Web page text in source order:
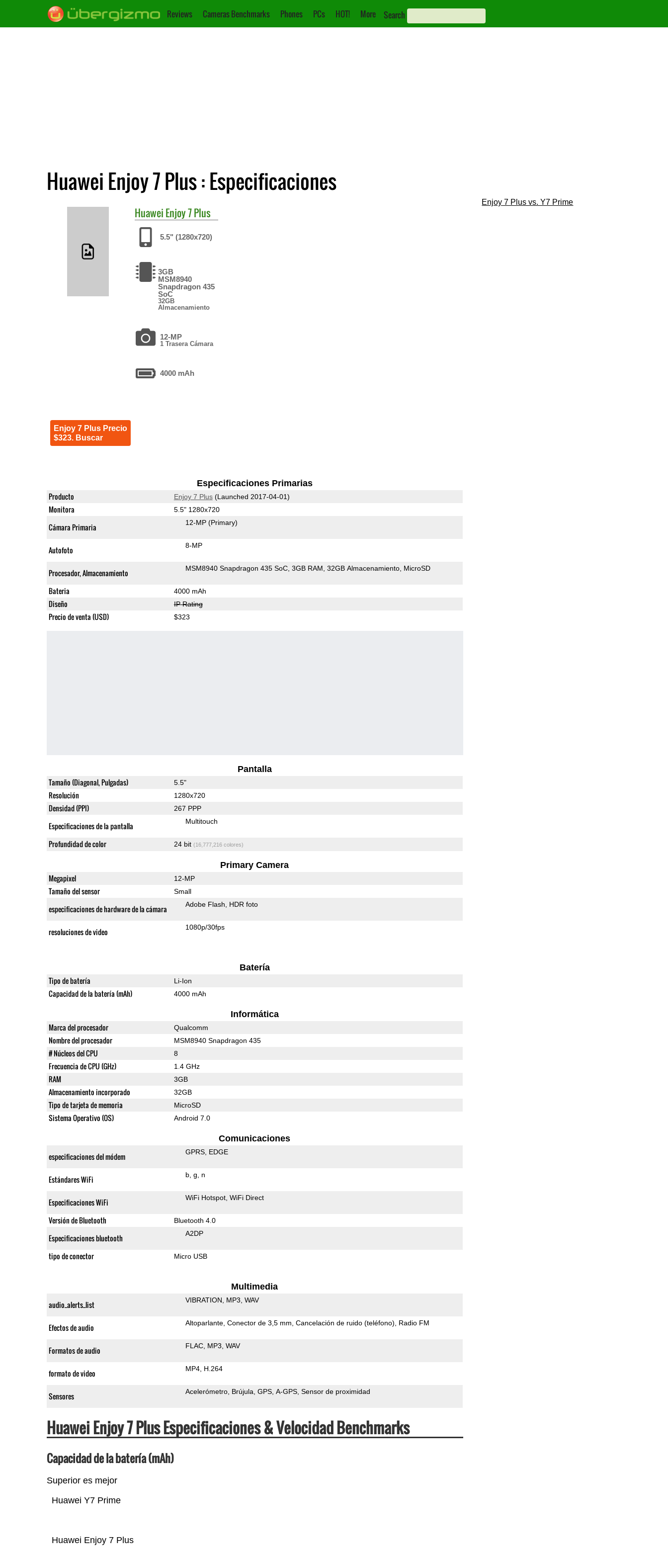
Reviews Cameras Benchmarks Phones PCs HOT! More Search
Huawei Enjoy 7 Plus : Especificaciones
Huawei Enjoy 7 Plus
5.5" (1280x720)
3GB
MSM8940
Snapdragon 435
SoC
32GB
Almacenamiento
12-MP
1 Trasera Cámara
4000 mAh
Enjoy 7 Plus Precio
$323. Buscar
Especificaciones Primarias
Producto Enjoy 7 Plus(Launched 2017-04-01)
Monitora 5.5" 1280x720
Cámara Primaria 12-MP (Primary)
Autofoto 8-MP
Procesador, Almacenamiento MSM8940 Snapdragon 435 SoC 3GB RAM 32GB Almacenamiento MicroSD
Bateria 4000 mAh
Diseño IP Rating
Precio de venta (USD) $323
Pantalla
Tamaño (Diagonal, Pulgadas) 5.5"
Resolución 1280x720
Densidad (PPI) 267 PPP
Especificaciones de la pantalla Multitouch
Profundidad de color 24 bit (16,777,216 colores)
Primary Camera
Megapixel 12-MP
Tamaño del sensor Small
especificaciones de hardware de la cámara Adobe Flash HDR foto
resoluciones de video 1080p/30fps
Batería
Tipo de batería Li-Ion
Capacidad de la batería (mAh) 4000 mAh
Informática
Marca del procesador Qualcomm
Nombre del procesador MSM8940 Snapdragon 435
# Núcleos del CPU 8
Frecuencia de CPU (GHz) 1.4 GHz
RAM 3GB
Almacenamiento incorporado 32GB
Tipo de tarjeta de memoria MicroSD
Sistema Operativo (OS) Android 7.0
Comunicaciones
especificaciones del módem GPRS EDGE
Estándares WiFi b g n
Especificaciones WiFi WiFi Hotspot WiFi Direct
Versión de Bluetooth Bluetooth 4.0
Especificaciones bluetooth A2DP
tipo de conector Micro USB
Multimedia
audio_alerts_list VIBRATION MP3 WAV
Efectos de audio Altoparlante Conector de 3,5 mm Cancelación de ruido (teléfono) Radio FM
Formatos de audio FLAC MP3 WAV
formato de video MP4 H.264
Sensores Acelerómetro Brújula GPS A-GPS Sensor de proximidad
Huawei Enjoy 7 Plus Especificaciones & Velocidad Benchmarks
Capacidad de la batería (mAh)
Superior es mejor
Huawei Enjoy 7 Plus
Huawei Y7 Prime
Enjoy 7 Plus vs. Y7 Prime